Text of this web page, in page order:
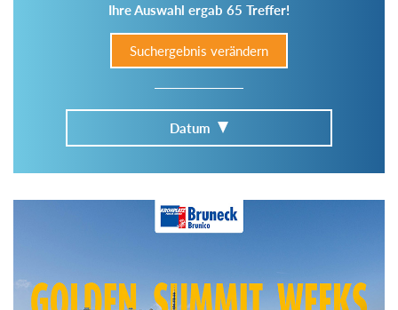
Ihre Auswahl ergab 65 Treffer!
Suchergebnis verändern
Datum
Im Tourenarchiv suchen